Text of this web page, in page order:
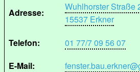
Adresse:
Wuhlhorster Straße
15537 Erkner
Telefon:
01 77/7 09 56 07
E-Mail: